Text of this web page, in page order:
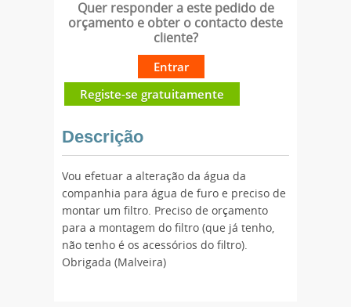
Quer responder a este pedido de
orçamento e obter o contacto deste
cliente?
Entrar
Registe-se gratuitamente
Descrição
Vou efetuar a alteração da água da
companhia para água de furo e preciso de
montar um filtro. Preciso de orçamento
para a montagem do filtro (que já tenho,
não tenho é os acessórios do filtro).
Obrigada (Malveira)